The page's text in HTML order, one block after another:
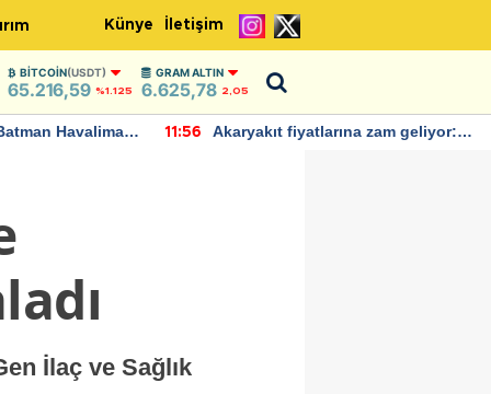
Künye İletişim
BITCOIN(USDT)
65.216,59 %1.125
GRAM ALTIN
6.625,78 2,05
Havalimanı
11:56
Akaryakıt fiyatlarına zam geliyor:
İlaç ve Sağlık